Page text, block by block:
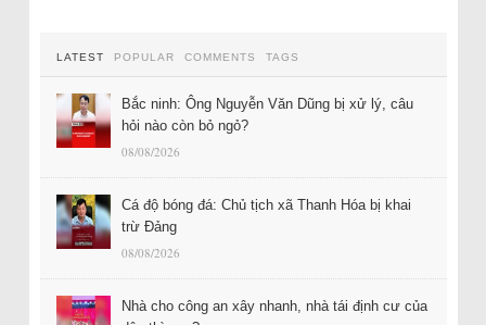
LATEST POPULAR COMMENTS TAGS
Bắc ninh: Ông Nguyễn Văn Dũng bị xử lý, câu
hỏi nào còn bỏ ngỏ?
08/08/2026
Cá độ bóng đá: Chủ tịch xã Thanh Hóa bị khai
trừ Đảng
08/08/2026
Nhà cho công an xây nhanh, nhà tái định cư của